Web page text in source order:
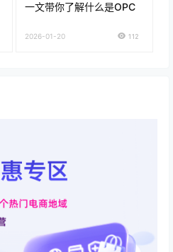
一文带你了解什么是OPC
2026-01-20 112